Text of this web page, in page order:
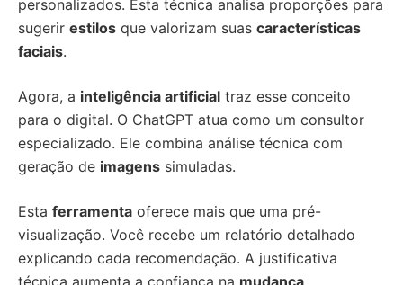
personalizados. Esta técnica analisa proporções para
sugerir estilos que valorizam suas características
faciais.
Agora, a inteligência artificial traz esse conceito
para o digital. O ChatGPT atua como um consultor
especializado. Ele combina análise técnica com
geração de imagens simuladas.
Esta ferramenta oferece mais que uma pré-
visualização. Você recebe um relatório detalhado
explicando cada recomendação. A justificativa